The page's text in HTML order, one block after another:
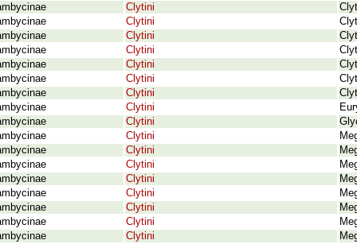
Clytini
Clytini
Clytini
Clytini
Clytini
Clytini
Clytini
Clytini
Clytini
Clytini
Clytini
Clytini
Clytini
Clytini
Clytini
Clytini
Clytini